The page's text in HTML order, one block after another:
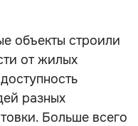
объекты строили
от жилых
разных
Больше всего